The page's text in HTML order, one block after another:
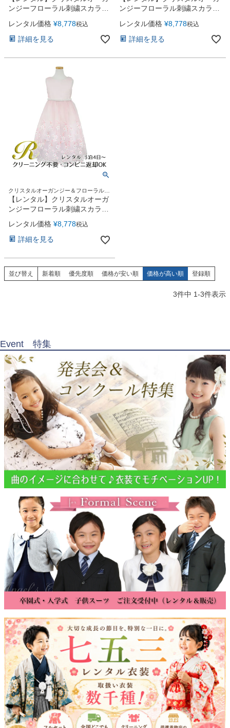
ジュエリー 音楽雑貨
送料・お支払い
送料・決済方法
お問い合わせ
Photography
写真スタジオ APS
Angel's Photo Studio
七五三・発表会・記念撮影
特典 ヘアメイク・着付け
スタジオを予約 →
ンジーフローラル刺繍スカラッ
プ子供ドレス(KD364)ライラッ
ク
レンタル価格 ¥8,778税込
詳細を見る
ンジーフローラル刺繍スカラッ
プ子供ドレス(KD364)ブルー
レンタル価格 ¥8,778税込
詳細を見る
クリスタルオーガンジー＆フローラルス
カラップが素敵♪
【レンタル】クリスタルオーガ
ンジーフローラル刺繍スカラッ
プ子供ドレス(KD364)ローズ
レンタル価格 ¥8,778税込
詳細を見る
並び替え 新着順 優先度順 価格が安い順 価格が高い順 登録順
3件中 1-3件表示
Event 特集